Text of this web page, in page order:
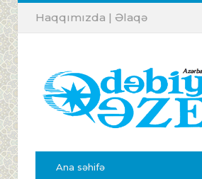
Haqqımızda | Əlaqə
Ana səhifə